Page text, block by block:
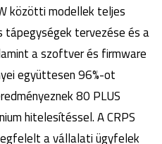
közötti modellek teljes
tápegységek tervezése és a
a szoftver és firmware
együttesen 96%-ot
80 PLUS
hitelesítéssel. A CRPS
a vállalati ügyfelek